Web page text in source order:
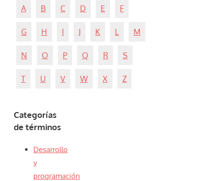
A B C D E F
G H I J K L M
N O P Q R S
T U V W X Z
Categorías
de términos
Desarrollo
y
programación